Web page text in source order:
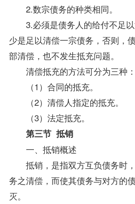
2.数宗债务的种类相同。
3.必须是债务人的给付不足以
少是足以清偿一宗债务，否则，
部清偿，也不发生抵充问题。
清偿抵充的方法可分为三种：
（1）合同的抵充。
（2）清偿人指定的抵充。
（3）法定抵充。
第三节 抵销
一、抵销概述
抵销，是指双方互负债务时
务之清偿，而使其债务与对方的
灭。